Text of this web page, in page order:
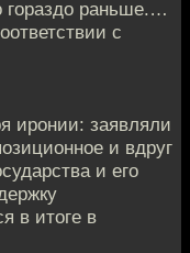
гораздо раньше.…
с
иронии: заявляли
и вдруг
и его
в итоге в